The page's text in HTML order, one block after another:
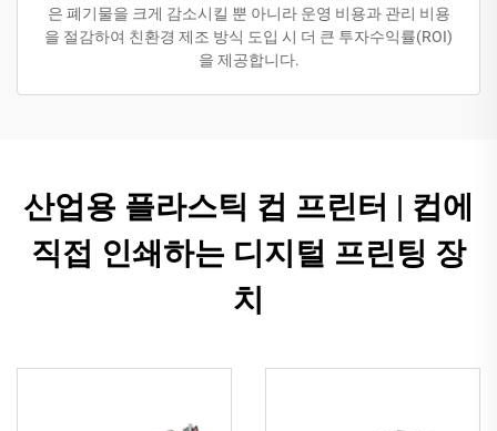
은 폐기물을 크게 감소시킬 뿐 아니라 운영 비용과 관리 비용
을 절감하여 친환경 제조 방식 도입 시 더 큰 투자수익률(ROI)
을 제공합니다.
산업용 플라스틱 컵 프린터 | 컵에
직접 인쇄하는 디지털 프린팅 장
치